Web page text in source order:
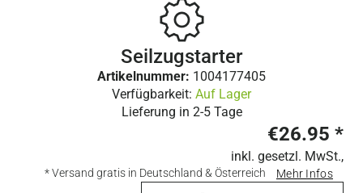
Seilzugstarter
Artikelnummer: 1004177405
Verfügbarkeit: Auf Lager
Lieferung in 2-5 Tage
€26.95 *
inkl. gesetzl. MwSt.,
* Versand gratis in Deutschland & Österreich Mehr Infos